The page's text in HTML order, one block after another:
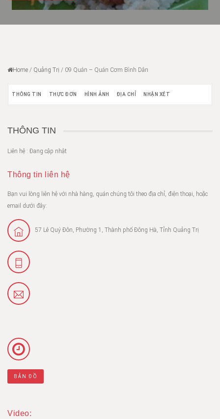
Home / Quảng Trị / 09 Quán – Quán Cơm Bình Dân
THÔNG TIN THỰC ĐƠN HÌNH ẢNH ĐỊA CHỈ NHẬN XÉT
THÔNG TIN
Liên hệ : Đang cập nhật
Thông tin liên hệ
Bạn vui lòng liên hệ với nhà hàng, quán chúng tôi theo địa chỉ, điện thoại, hoặc
email dưới đây:
57 Lê Quý Đôn, Phường 1, Thành phố Đông Hà, Tỉnh Quảng Trị
BẢN ĐỒ
Video: